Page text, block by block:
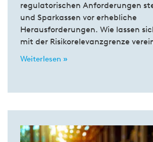
regulatorischen Anforderungen
und Sparkassen vor erhebliche
Herausforderungen. Wie lassen
mit der Risikorelevanzgrenze
Weiterlesen »